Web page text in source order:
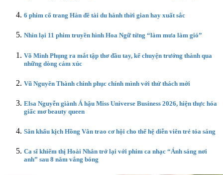
6 phim cổ trang Hàn đề tài du hành thời gian hay xuất sắc
Nhìn lại 11 phim truyền hình Hoa Ngữ từng “làm mưa làm gió”
Võ Minh Phụng ra mắt tập thơ đầu tay, kể chuyện trưởng thành qua
những dòng cảm xúc
Vũ Nguyên Thành chinh phục chính mình với thử thách mới
Elsa Nguyễn giành Á hậu Miss Universe Business 2026, hiện thực hóa
giấc mơ beauty queen
Sân khấu kịch Hồng Vân trao cơ hội cho thế hệ diễn viên trẻ tỏa sáng
Ca sĩ khiếm thị Hoài Nhân trở lại với phim ca nhạc “Ánh sáng nơi
anh” sau 8 năm vắng bóng